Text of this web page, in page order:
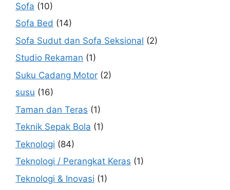
Sofa (10)
Sofa Bed (14)
Sofa Sudut dan Sofa Seksional (2)
Studio Rekaman (1)
Suku Cadang Motor (2)
susu (16)
Taman dan Teras (1)
Teknik Sepak Bola (1)
Teknologi (84)
Teknologi / Perangkat Keras (1)
Teknologi & Inovasi (1)